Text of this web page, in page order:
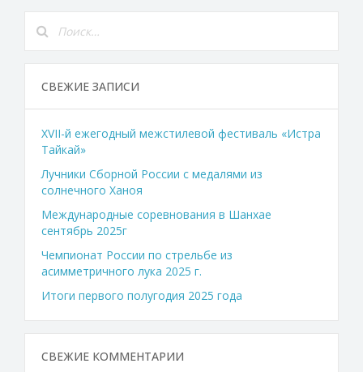
СВЕЖИЕ ЗАПИСИ
XVII-й ежегодный межстилевой фестиваль «Истра
Тайкай»
Лучники Сборной России с медалями из
солнечного Ханоя
Международные соревнования в Шанхае
сентябрь 2025г
Чемпионат России по стрельбе из
асимметричного лука 2025 г.
Итоги первого полугодия 2025 года
СВЕЖИЕ КОММЕНТАРИИ